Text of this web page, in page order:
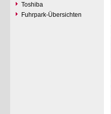
Toshiba
Fuhrpark-Übersichten